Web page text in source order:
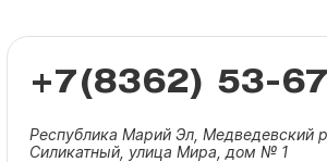
+7(8362) 53-
Республика Марий Эл, Медведевский
Силикатный, улица Мира, дом № 1